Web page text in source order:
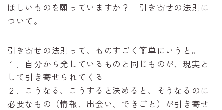
ほしいものを願っていますか？ 引き寄せの法則に
ついて。
引き寄せの法則って、ものすごく簡単にいうと。
１．自分から発しているものと同じものが、現実と
して引き寄せられてくる
２．こうなる、こうすると決めると、そうなるのに
必要なもの（情報、出会い、できごと）が引き寄せ